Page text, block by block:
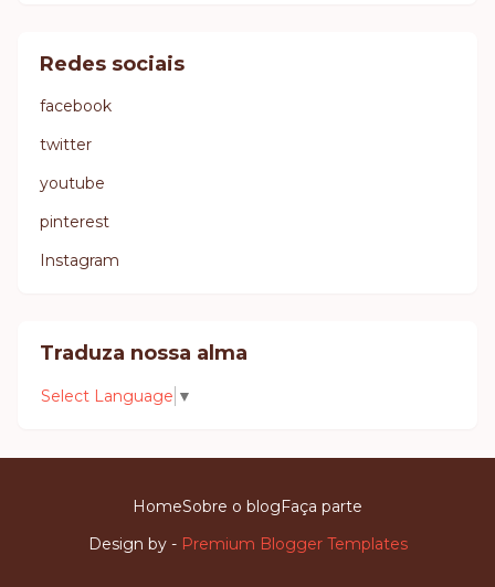
Redes sociais
facebook
twitter
youtube
pinterest
Instagram
Traduza nossa alma
Select Language ▼
Design by - Premium Blogger Templates
HomeSobre o blogFaça parte